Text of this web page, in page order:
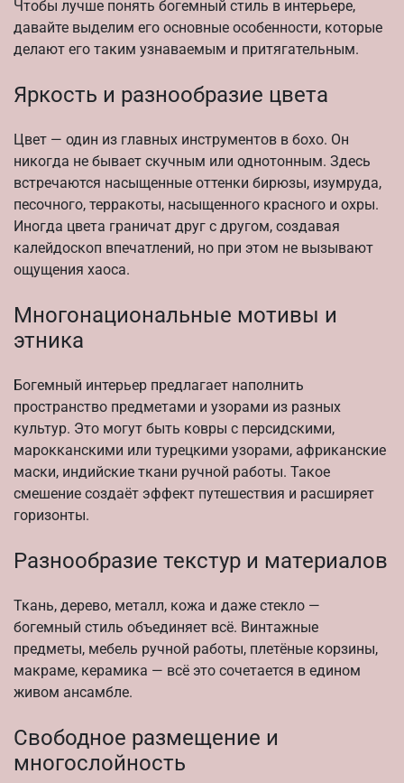
Чтобы лучше понять богемный стиль в интерьере,
давайте выделим его основные особенности, которые
делают его таким узнаваемым и притягательным.
Яркость и разнообразие цвета
Цвет — один из главных инструментов в бохо. Он
никогда не бывает скучным или однотонным. Здесь
встречаются насыщенные оттенки бирюзы, изумруда,
песочного, терракоты, насыщенного красного и охры.
Иногда цвета граничат друг с другом, создавая
калейдоскоп впечатлений, но при этом не вызывают
ощущения хаоса.
Многонациональные мотивы и
этника
Богемный интерьер предлагает наполнить
пространство предметами и узорами из разных
культур. Это могут быть ковры с персидскими,
марокканскими или турецкими узорами, африканские
маски, индийские ткани ручной работы. Такое
смешение создаёт эффект путешествия и расширяет
горизонты.
Разнообразие текстур и материалов
Ткань, дерево, металл, кожа и даже стекло —
богемный стиль объединяет всё. Винтажные
предметы, мебель ручной работы, плетёные корзины,
макраме, керамика — всё это сочетается в едином
живом ансамбле.
Свободное размещение и
многослойность